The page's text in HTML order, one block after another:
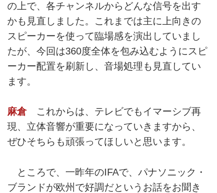
の上で、各チャンネルからどんな信号を出す
かも見直しました。これまでは主に上向きの
スピーカーを使って臨場感を演出していまし
たが、今回は360度全体を包み込むようにスピ
ーカー配置を刷新し、音場処理も見直してい
ます。
麻倉これからは、テレビでもイマーシブ再
現、立体音響が重要になっていきますから、
ぜひそちらも頑張ってほしいと思います。
ところで、一昨年のIFAで、パナソニック・
ブランドが欧州で好調だというお話をお聞き